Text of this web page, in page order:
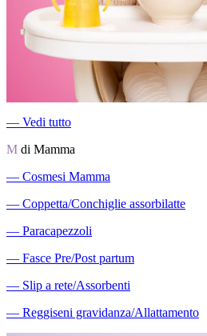
― Vedi tutto
M di Mamma
― Cosmesi Mamma
― Coppetta/Conchiglie assorbilatte
― Paracapezzoli
― Fasce Pre/Post partum
― Slip a rete/Assorbenti
― Reggiseni gravidanza/Allattamento